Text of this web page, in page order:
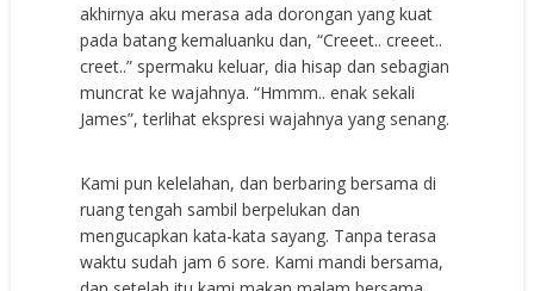
akhirnya aku merasa ada dorongan yang kuat
pada batang kemaluanku dan, “Creeet.. creeet..
creet..” spermaku keluar, dia hisap dan sebagian
muncrat ke wajahnya. “Hmmm.. enak sekali
James”, terlihat ekspresi wajahnya yang senang.
Kami pun kelelahan, dan berbaring bersama di
ruang tengah sambil berpelukan dan
mengucapkan kata-kata sayang. Tanpa terasa
waktu sudah jam 6 sore. Kami mandi bersama,